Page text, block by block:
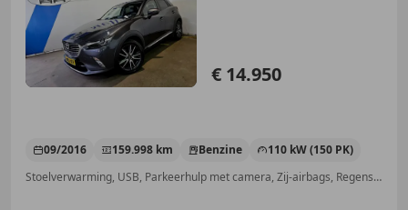
€ 14.950
09/2016 159.998 km Benzine
110 kW (150 PK)
Stoelverwarming, USB, Parkeerhulp met camera, Zij-airbags, Regensensor, Niet-rokers auto, Automatische klimaatregeling, LED verlichting